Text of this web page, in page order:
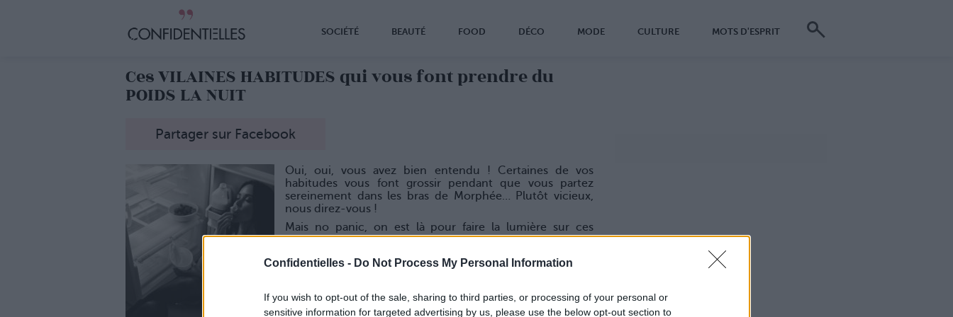
Confidentielles - Do Not Process My Personal Information
If you wish to opt-out of the sale, sharing to third parties, or processing of your personal or
sensitive information for targeted advertising by us, please use the below opt-out section to
SOCIÉTÉ BEAUTÉ FOOD DÉCO MODE CULTURE MOTS D'ESPRIT
Ces VILAINES HABITUDES qui vous font prendre du
POIDS LA NUIT
Partager sur Facebook
Oui, oui, vous avez bien entendu ! Certaines de vos
habitudes vous font grossir pendant que vous partez
sereinement dans les bras de Morphée… Plutôt vicieux,
nous direz-vous !
Mais no panic, on est là pour faire la lumière sur ces
vilaines habitudes qui vous veulent du mal…
1. Le rituel du grignotage
de Côte d'Or quand vous regardez le Bachelor ! Et sachez
ensuite que, même si c'est un rituel de longue date, c'est à